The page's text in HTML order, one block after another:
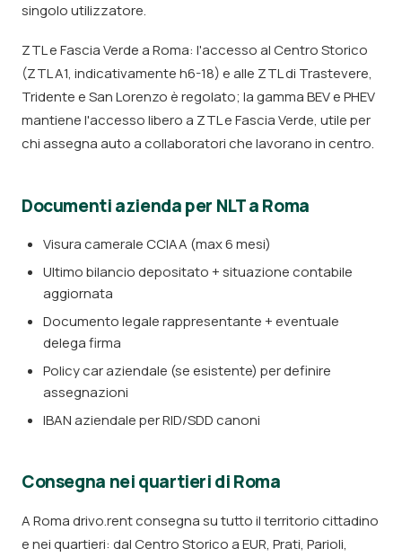
singolo utilizzatore.
ZTL e Fascia Verde a Roma: l'accesso al Centro Storico
(ZTL A1, indicativamente h6-18) e alle ZTL di Trastevere,
Tridente e San Lorenzo è regolato; la gamma BEV e PHEV
mantiene l'accesso libero a ZTL e Fascia Verde, utile per
chi assegna auto a collaboratori che lavorano in centro.
Documenti azienda per NLT a Roma
Visura camerale CCIAA (max 6 mesi)
Ultimo bilancio depositato + situazione contabile
aggiornata
Documento legale rappresentante + eventuale
delega firma
Policy car aziendale (se esistente) per definire
assegnazioni
IBAN aziendale per RID/SDD canoni
Consegna nei quartieri di Roma
A Roma drivo.rent consegna su tutto il territorio cittadino
e nei quartieri: dal Centro Storico a EUR, Prati, Parioli,